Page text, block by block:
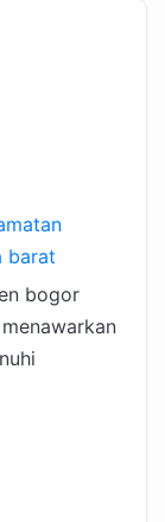
barat
bogor